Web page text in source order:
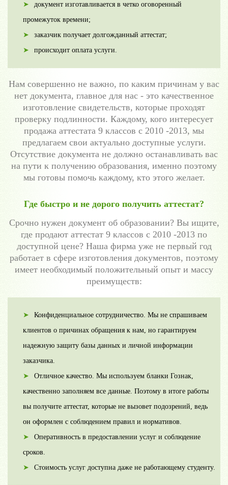
документ изготавливается в четко оговоренный
промежуток времени;
заказчик получает долгожданный аттестат;
происходит оплата услуги.
Нам совершенно не важно, по каким причинам у вас
нет документа, главное для нас - это качественное
изготовление свидетельств, которые проходят
проверку подлинности. Каждому, кого интересует
продажа аттестата 9 классов с 2010 -2013, мы
предлагаем свои актуально доступные услуги.
Отсутствие документа не должно останавливать вас
на пути к получению образования, именно поэтому
мы готовы помочь каждому, кто этого желает.
Где быстро и не дорого получить аттестат?
Срочно нужен документ об образовании? Вы ищите,
где продают аттестат 9 классов с 2010 -2013 по
доступной цене? Наша фирма уже не первый год
работает в сфере изготовления документов, поэтому
имеет необходимый положительный опыт и массу
преимуществ:
Конфиденциальное сотрудничество. Мы не спрашиваем
клиентов о причинах обращения к нам, но гарантируем
надежную защиту базы данных и личной информации
заказчика.
Отличное качество. Мы используем бланки Гознак,
качественно заполняем все данные. Поэтому в итоге работы
вы получите аттестат, которые не вызовет подозрений, ведь
он оформлен с соблюдением правил и нормативов.
Оперативность в предоставлении услуг и соблюдение
сроков.
Стоимость услуг доступна даже не работающему студенту.